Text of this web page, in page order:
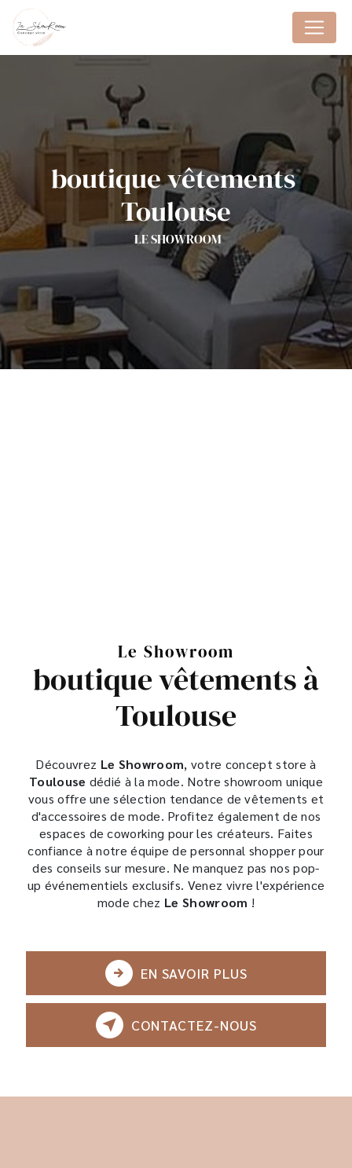
boutique vêtements
Toulouse
LE SHOWROOM
Le Showroom
boutique vêtements à
Toulouse
Découvrez Le Showroom, votre concept store à
Toulouse dédié à la mode. Notre showroom unique
vous offre une sélection tendance de vêtements et
d'accessoires de mode. Profitez également de nos
espaces de coworking pour les créateurs. Faites
confiance à notre équipe de personnal shopper pour
des conseils sur mesure. Ne manquez pas nos pop-
up événementiels exclusifs. Venez vivre l'expérience
mode chez Le Showroom !
EN SAVOIR PLUS
CONTACTEZ-NOUS
Panneau de gestion des cookies